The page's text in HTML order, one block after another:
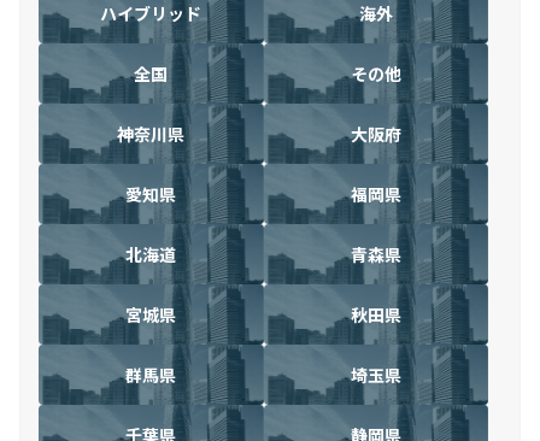
ハイブリッド 海外
全国 その他
神奈川県 大阪府
愛知県 福岡県
北海道 青森県
宮城県 秋田県
群馬県 埼玉県
千葉県 静岡県